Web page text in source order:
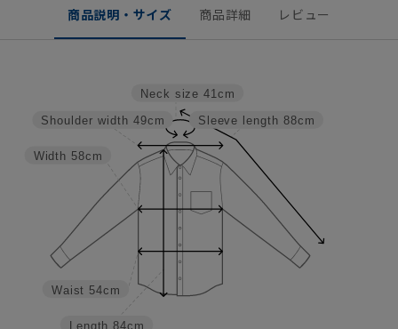
商品説明・サイズ 商品詳細 レビュー
Sleeve length 88cm
Neck size 41cm
Length 84cm
Waist 54cm
Width 58cm
Shoulder width 49cm